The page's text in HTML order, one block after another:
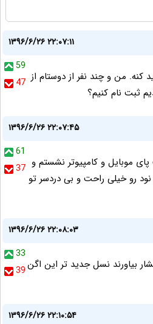
۱۳۹۶/۶/۲۶ ۲۲:۰۷:۱۱
59
47 من و چند نفر از دوستام از
ثبت نام کنیم؟
۱۳۹۶/۶/۲۶ ۲۲:۰۷:۴۵
61
37 11 صبح تا 10 شب پای موبایل و کامپیوتر نشستم و
نود رو خیلی راحت و بی دردسر تو
۱۳۹۶/۶/۲۶ ۲۲:۰۸:۰۳
33
39بیاورند نسل جدید تر این اگن
۱۳۹۶/۶/۲۶ ۲۲:۱۰:۵۴